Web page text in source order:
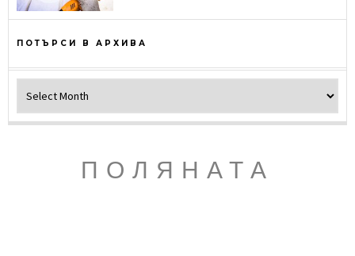
ПОТЪРСИ В АРХИВА
ПОЛЯНАТА